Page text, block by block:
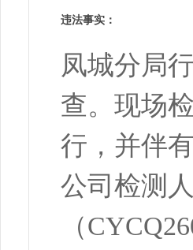
违法事实：
凤城分局
查。现场
行，并伴
公司检测
（